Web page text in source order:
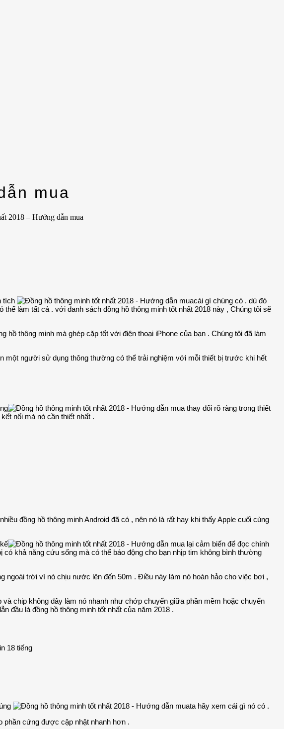
mua
2018 – Hướng dẫn mua
tích
cái gì chúng có . dù đó
làm tất cả . với danh sách đồng hồ thông minh tốt nhất 2018 này , Chúng tôi sẽ
thông minh mà ghép cặp tốt với điện thoại iPhone của bạn . Chúng tôi đã làm
một người sử dụng thông thường có thể trải nghiệm với mỗi thiết bị trước khi hết
thay đổi rõ ràng trong thiết
nối mà nó cần thiết nhất .
đồng hồ thông minh Android đã có , nên nó là rất hay khi thấy Apple cuối cùng
lại cảm biến để đọc chính
khả năng cứu sống mà có thể báo động cho bạn nhịp tim không bình thường
trời vì nó chịu nước lên đến 50m . Điều này làm nó hoàn hảo cho việc bơi ,
chip không dây làm nó nhanh như chớp chuyển giữa phần mềm hoặc chuyển
đầu là đồng hồ thông minh tốt nhất của năm 2018 .
18 tiếng
ta hãy xem cái gì nó có .
phần cứng được cập nhật nhanh hơn .